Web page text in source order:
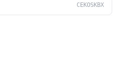
CEKOSKBX